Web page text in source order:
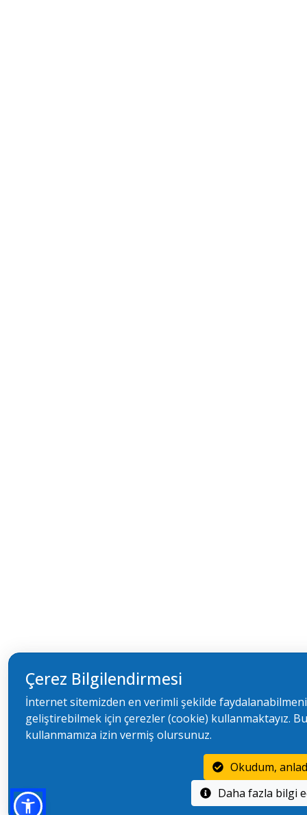
Çerez Bilgilendirmesi
İnternet sitemizden en verimli şekilde
geliştirebilmek için çerezler (cookie) kullanmaktayız.
kullanmamıza izin vermiş olursunuz.
Okudum,